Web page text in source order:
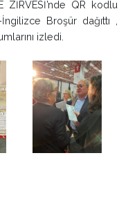
ZİRVESİ’nde QR kodlu
Broşür dağıttı ,
izledi.